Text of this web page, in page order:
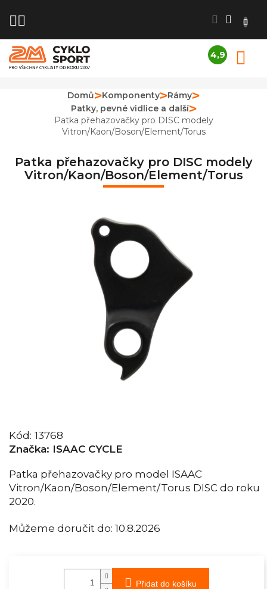
na
4,9
je
z
5
Domů Komponenty
Rámy
Patky, pevné vidlice a další
Patka přehazovačky pro DISC modely
Vitron/Kaon/Boson/Element/Torus
Patka přehazovačky pro DISC modely
Vitron/Kaon/Boson/Element/Torus
Kód: 13768
Značka: ISAAC CYCLE
Můžeme doručit do: 10.8.2026
Patka přehazovačky pro model ISAAC
Vitron/Kaon/Boson/Element/Torus DISC do roku
2020.
Přidat do košíku